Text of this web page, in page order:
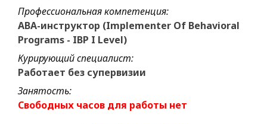
Профессиональная компетенция:
ABA-инструктор (Implementer Of Behavioral
Programs - IBP I Level)
Курирующий специалист:
Работает без супервизии
Занятость:
Свободных часов для работы нет